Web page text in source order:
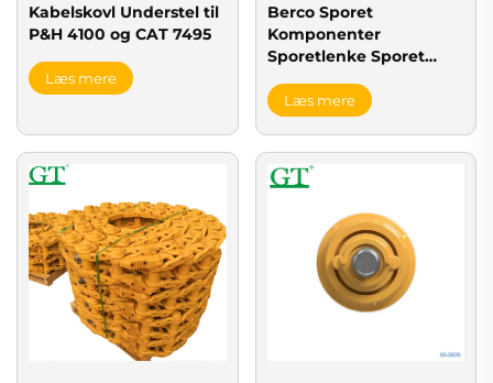
Kabelskovl Understel til
P&H 4100 og CAT 7495
Læs mere
Berco Sporet
Komponenter
Sporetlenke Sporet
Læs mere